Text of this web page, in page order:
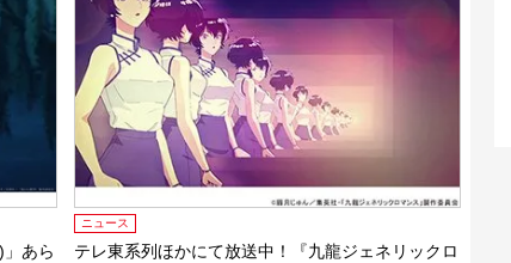
あら
ニュース
テレ東系列ほかにて放送中！『九龍ジェネリックロ